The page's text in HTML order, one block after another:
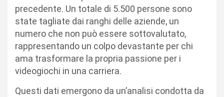
precedente. Un totale di 5.500 persone sono
state tagliate dai ranghi delle aziende, un
numero che non può essere sottovalutato,
rappresentando un colpo devastante per chi
ama trasformare la propria passione per i
videogiochi in una carriera.
Questi dati emergono da un’analisi condotta da